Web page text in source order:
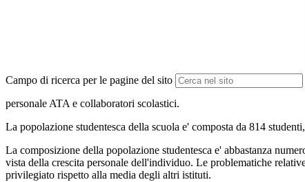
Campo di ricerca per le pagine del sito
personale ATA e collaboratori scolastici.
La popolazione studentesca della scuola e' composta da 814
La composizione della popolazione studentesca e' abbastanza
vista della crescita personale dell'individuo. Le problematiche
privilegiato rispetto alla media degli altri istituti.